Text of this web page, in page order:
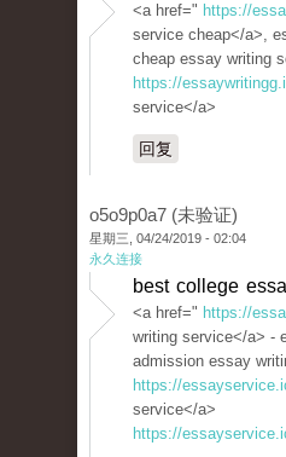
<a href=" https://
service cheap</a>,
cheap essay writing
https://
service</a>
回复
o5o9p0a7 (未验证)
星期三, 04/24/2019 - 02:04
永久连接
best college
<a href=" https://
writing service</a> -
admission essay
https://
service</a>
https://